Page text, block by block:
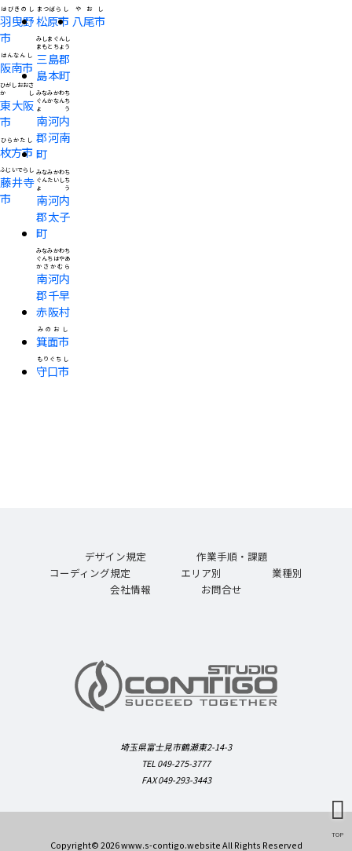
羽曳野
市
はびきのし
阪南市
はんなんし
東大阪
市
ひがしおおさ
かし
枚方市
ひらかたし
藤井寺
市
ふじいでらし
松原市
まつばらし
三島郡
島本町
みしまぐんし
まもとちょう
南河内
郡河南
町
みなみかわち
ぐんかなんち
ょう
南河内
郡太子
町
みなみかわち
ぐんたいしち
ょう
南河内
郡千早
赤阪村
みなみかわち
ぐんちはやあ
かさかむら
箕面市
みのおし
守口市
もりぐちし
八尾市
やおし
TOP
デザイン規定
作業手順・課題
コーディング規定
エリア別
業種別
会社情報
お問合せ
埼玉県富士見市鶴瀬東2-14-3
TEL 049-275-3777
FAX 049-293-3443
Copyright© 2026 www.s-contigo.website All Rights Reserved